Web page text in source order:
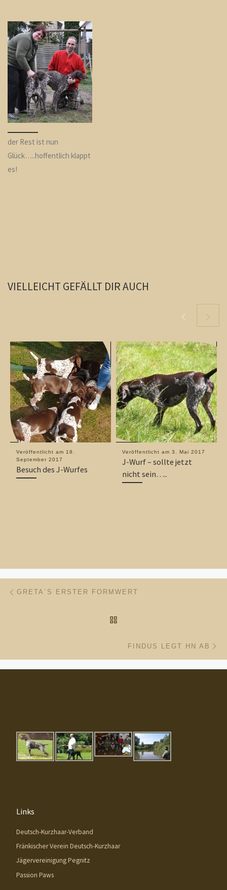
der Rest ist nun
Glück…..hoffentlich klappt
es!
VIELLEICHT GEFÄLLT DIR AUCH
Veröffentlicht am 18.
September 2017
Besuch des J-Wurfes
Veröffentlicht am 3. Mai 2017
J-Wurf – sollte jetzt
nicht sein…..
Beitragsnavigation
GRETA´S ERSTER FORMWERT
FINDUS LEGT HN AB
Links
Deutsch-Kurzhaar-Verband
Fränkischer Verein Deutsch-Kurzhaar
Jägervereinigung Pegnitz
Passion Paws